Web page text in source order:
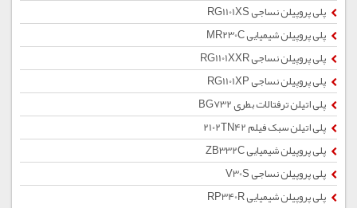
پلی پروپیلن نساجی RG1101XS
پلی پروپیلن شیمیایی MR230C
پلی پروپیلن نساجی RG1101XXR
پلی پروپیلن نساجی RG1101XP
پلی اتیلن ترفتالات بطری BG732
پلی اتیلن سبک فیلم 2102TN42
پلی پروپیلن شیمیایی ZB332C
پلی پروپیلن نساجی V30S
پلی پروپیلن شیمیایی RP340R